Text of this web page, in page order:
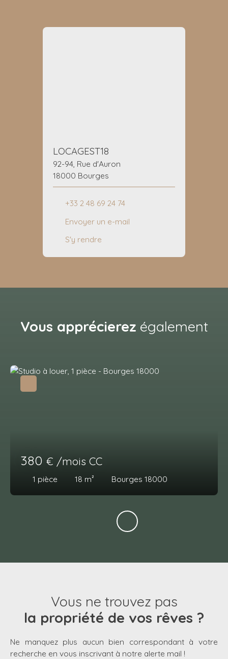
LOCAGEST18
92-94, Rue d'Auron
18000 Bourges
+33 2 48 69 24 74
Envoyer un e-mail
S'y rendre
Vous apprécierez également
380 € /mois CC
1 pièce 18 m² Bourges 18000
Vous ne trouvez pas
la propriété de vos rêves ?
Ne manquez plus aucun bien correspondant à votre
recherche en vous inscrivant à notre alerte mail !